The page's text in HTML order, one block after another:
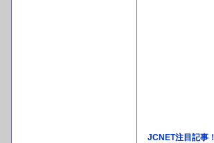
JCNET注目記事！